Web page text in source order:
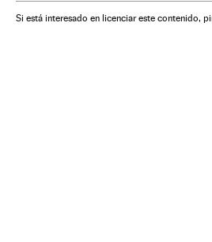
Si está interesado en licenciar este contenido,